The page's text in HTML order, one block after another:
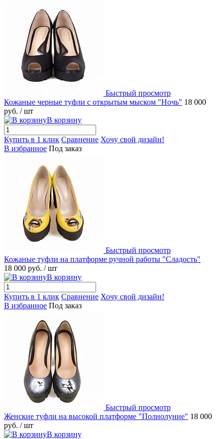
Быстрый просмотр
Кожаные черные туфли с открытым мыском "Ночь" 18 000
руб. / шт
В корзину
Купить в 1 клик Сравнение Хочу свой дизайн!
В избранное Под заказ
Быстрый просмотр
Кожаные туфли на платформе ручной работы "Сладость"
18 000 руб. / шт
В корзину
Купить в 1 клик Сравнение Хочу свой дизайн!
В избранное Под заказ
Быстрый просмотр
Женские туфли на высокой платформе "Полнолуние" 18 000
руб. / шт
В корзину